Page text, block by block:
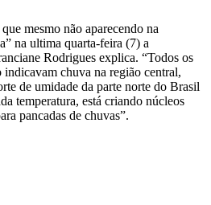
mesmo não aparecendo na
na ultima quarta-feira (7) a
Rodrigues explica. “Todos os
chuva na região central,
de umidade da parte norte do Brasil
temperatura, está criando núcleos
pancadas de chuvas”.